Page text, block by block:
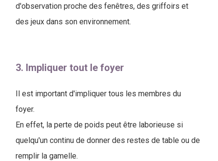
d'observation proche des fenêtres, des griffoirs et
des jeux dans son environnement.
3. Impliquer tout le foyer
Il est important d'impliquer tous les membres du
foyer.
En effet, la perte de poids peut être laborieuse si
quelqu'un continu de donner des restes de table ou de
remplir la gamelle.